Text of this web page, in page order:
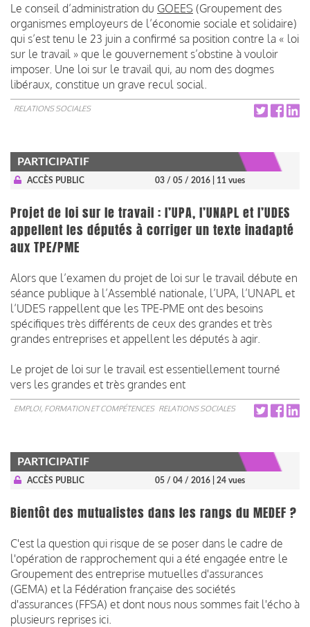
Le conseil d’administration du GOEES (Groupement des
organismes employeurs de l’économie sociale et solidaire)
qui s’est tenu le 23 juin a confirmé sa position contre la « loi
sur le travail » que le gouvernement s’obstine à vouloir
imposer. Une loi sur le travail qui, au nom des dogmes
libéraux, constitue un grave recul social.
RELATIONS SOCIALES
PARTICIPATIF
ACCÈS PUBLIC 03 / 05 / 2016 | 11 vues
Projet de loi sur le travail : l’UPA, l’UNAPL et l’UDES
appellent les députés à corriger un texte inadapté
aux TPE/PME
Alors que l’examen du projet de loi sur le travail débute en
séance publique à l’Assemblé nationale, l’UPA, l’UNAPL et
l’UDES rappellent que les TPE-PME ont des besoins
spécifiques très différents de ceux des grandes et très
grandes entreprises et appellent les députés à agir.
Le projet de loi sur le travail est essentiellement tourné
vers les grandes et très grandes ent
EMPLOI, FORMATION ET COMPÉTENCES RELATIONS SOCIALES
PARTICIPATIF
ACCÈS PUBLIC 05 / 04 / 2016 | 24 vues
Bientôt des mutualistes dans les rangs du MEDEF ?
C'est la question qui risque de se poser dans le cadre de
l'opération de rapprochement qui a été engagée entre le
Groupement des entreprise mutuelles d'assurances
(GEMA) et la Fédération française des sociétés
d'assurances (FFSA) et dont nous nous sommes fait l'écho à
plusieurs reprises ici.